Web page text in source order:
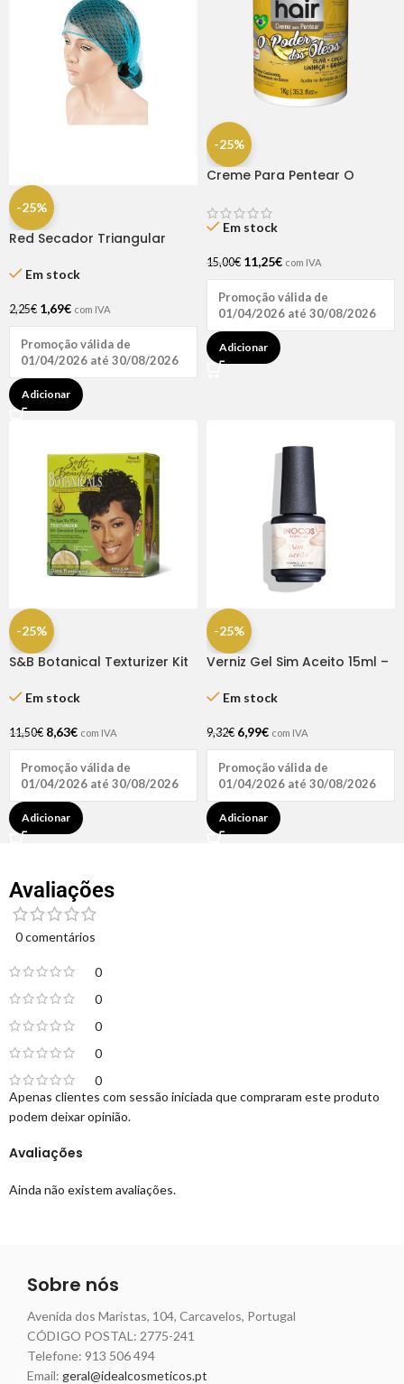
-25%
Red Secador Triangular
Em stock
2,25€ 1,69€ com IVA
Promoção válida de
01/04/2026 até 30/08/2026
Adicionar
-25%
Creme Para Pentear O
Hair
Em stock
15,00€ 11,25€ com IVA
Promoção válida de
01/04/2026 até 30/08/2026
Adicionar
-25%
S&B Botanical Texturizer Kit
Em stock
11,50€ 8,63€ com IVA
Promoção válida de
01/04/2026 até 30/08/2026
Adicionar
-25%
Verniz Gel Sim Aceito 15ml –
Em stock
9,32€ 6,99€ com IVA
Promoção válida de
01/04/2026 até 30/08/2026
Adicionar
Avaliações
0 comentários
0
0
0
0
0
Avaliações
Ainda não existem avaliações.
Apenas clientes com sessão iniciada que compraram este produto
podem deixar opinião.
Sobre nós
Avenida dos Maristas, 104, Carcavelos, Portugal
CÓDIGO POSTAL: 2775-241
Telefone: 913 506 494
Email: geral@idealcosmeticos.pt